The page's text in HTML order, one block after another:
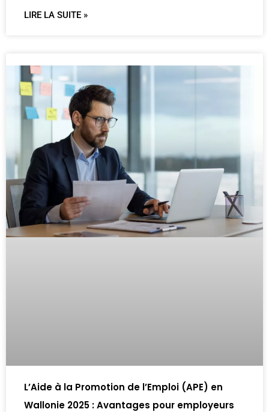
LIRE LA SUITE »
L’Aide à la Promotion de l’Emploi (APE) en
Wallonie 2025 : Avantages pour employeurs